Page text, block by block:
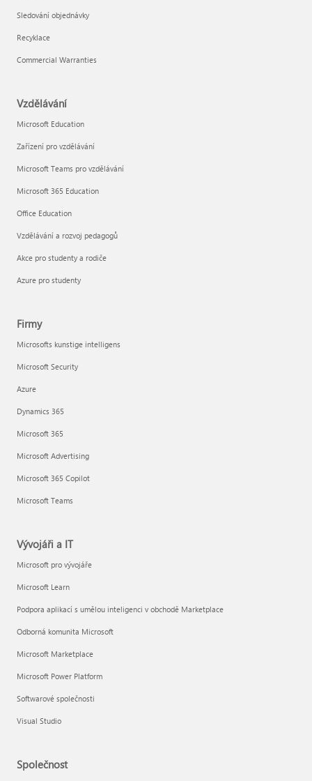
Sledování objednávky
Recyklace
Commercial Warranties
Vzdělávání
Microsoft Education
Zařízení pro vzdělávání
Microsoft Teams pro vzdělávání
Microsoft 365 Education
Office Education
Vzdělávání a rozvoj pedagogů
Akce pro studenty a rodiče
Azure pro studenty
Firmy
Microsofts kunstige intelligens
Microsoft Security
Azure
Dynamics 365
Microsoft 365
Microsoft Advertising
Microsoft 365 Copilot
Microsoft Teams
Vývojáři a IT
Microsoft pro vývojáře
Microsoft Learn
Podpora aplikací s umělou inteligenci v obchodě Marketplace
Odborná komunita Microsoft
Microsoft Marketplace
Microsoft Power Platform
Softwarové společnosti
Visual Studio
Společnost